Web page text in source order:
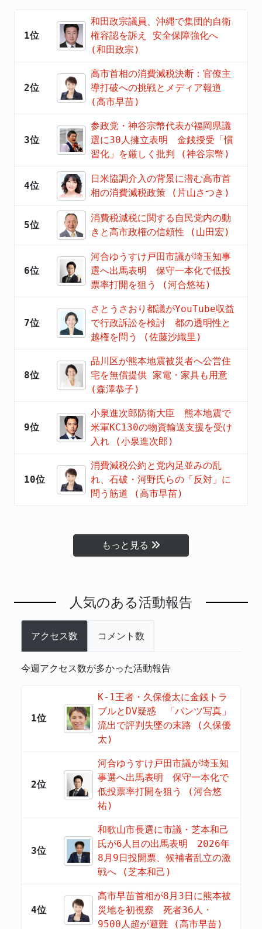
1位
和田政宗議員、沖縄で集団的自衛
権容認を訴え 安全保障強化へ
(和田政宗)
2位
高市首相の消費減税決断：官僚主
導打破への挑戦とメディア報道
(高市早苗)
3位
参政党・神谷宗幣代表が福岡県議
選に30人擁立表明 金銭授受「慣
習化」を厳しく批判 (神谷宗幣)
4位
日米協調介入の背景に潜む高市首
相の消費減税政策 (片山さつき)
5位
消費税減税に関する自民党内の動
きと高市政権の信頼性 (山田宏)
6位
河合ゆうすけ戸田市議が埼玉知事
選へ出馬表明 保守一本化で低投
票率打開を狙う (河合悠祐)
7位
さとうさおり都議がYouTube収益
で行政訴訟を検討 都の透明性と
越権を問う (佐藤沙織里)
8位
品川区が熊本地震被災者へ公営住
宅を無償提供 家電・家具も用意
(森澤恭子)
9位
小泉進次郎防衛大臣 熊本地震で
米軍KC130の物資輸送支援を受け
入れ (小泉進次郎)
10位
消費減税公約と党内足並みの乱
れ、石破・河野氏らの「反対」に
問う筋道 (高市早苗)
もっと見る
人気のある活動報告
アクセス数 コメント数
今週アクセス数が多かった活動報告
1位
K-1王者・久保優太に金銭トラ
ブルとDV疑惑 「パンツ写真」
流出で評判失墜の末路 (久保優
太)
2位
河合ゆうすけ戸田市議が埼玉知
事選へ出馬表明 保守一本化で
低投票率打開を狙う (河合悠
祐)
3位
和歌山市長選に市議・芝本和己
氏が6人目の出馬表明 2026年
8月9日投開票、候補者乱立の激
戦へ (芝本和己)
4位
高市早苗首相が8月3日に熊本被
災地を初視察 死者36人・
9500人超が避難 (高市早苗)